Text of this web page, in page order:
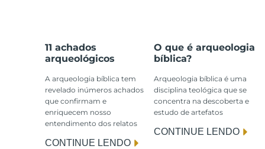
11 achados
arqueológicos
A arqueologia bíblica tem
revelado inúmeros achados
que confirmam e
enriquecem nosso
entendimento dos relatos
CONTINUE LENDO
O que é arqueologia
bíblica?
Arqueologia bíblica é uma
disciplina teológica que se
concentra na descoberta e
estudo de artefatos
CONTINUE LENDO